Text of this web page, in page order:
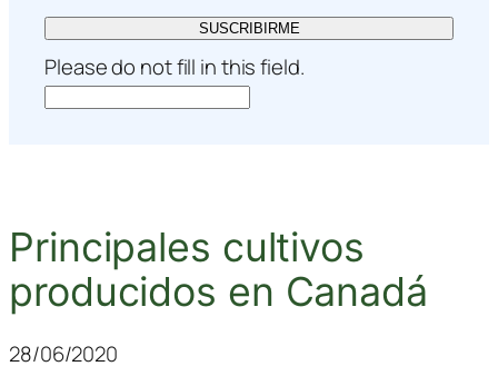
SUSCRIBIRME
Please do not fill in this field.
Principales cultivos
producidos en Canadá
28/06/2020